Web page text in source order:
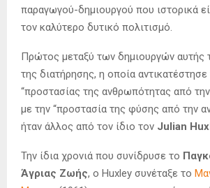
παραγωγού-δημιουργού που ιστορικά
τον καλύτερο δυτικό πολιτισμό.
Πρώτος μεταξύ των δημιουργών αυτής
της διατήρησης, η οποία αντικατέστησε
“προστασίας της ανθρωπότητας από
με την “προστασία της φύσης από την
ήταν άλλος από τον ίδιο τον Julian
Την ίδια χρονιά που συνίδρυσε το
Άγριας Ζωής, ο Huxley συνέταξε το